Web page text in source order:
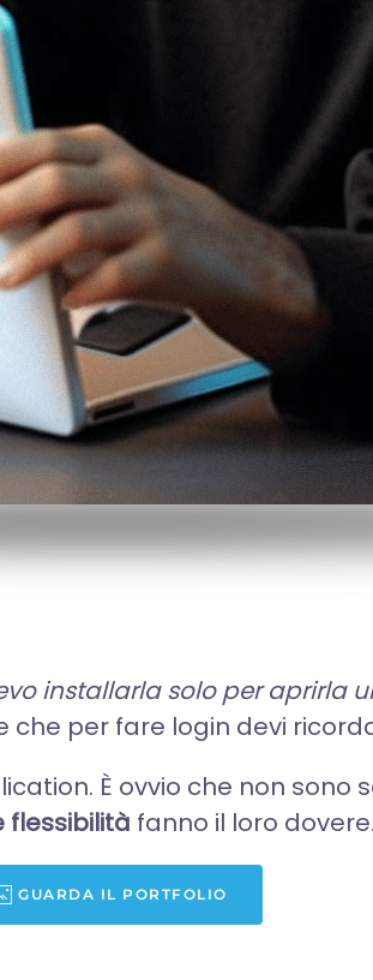
installarla solo per aprirla
per fare login devi
È ovvio che non
flessibilità fanno il loro
GUARDA IL PORTFOLIO